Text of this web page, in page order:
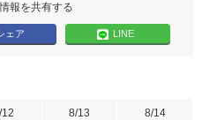
報を共有する
ェア LINE
12
8/13
8/14